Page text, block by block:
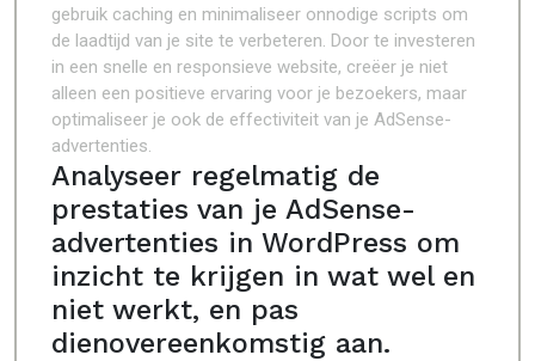
gebruik caching en minimaliseer onnodige scripts om
de laadtijd van je site te verbeteren. Door te investeren
in een snelle en responsieve website, creëer je niet
alleen een positieve ervaring voor je bezoekers, maar
optimaliseer je ook de effectiviteit van je AdSense-
advertenties.
Analyseer regelmatig de
prestaties van je AdSense-
advertenties in WordPress om
inzicht te krijgen in wat wel en
niet werkt, en pas
dienovereenkomstig aan.